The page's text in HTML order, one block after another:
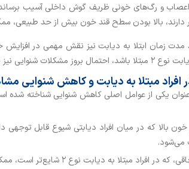
و رگ‌های خونی ظریف گوش داخلی آسیب
دارند، بالا بودن سطح قند خون بیش از حد طبیعی،
مدت زمان ابتلا به دیابت نیز نقش مهمی در
نیز بیشتر می‌شود.
مبتلا به دیابت و کاهش شنوایی
بالا که در میان افراد دیابتی شیوع قابل
می‌شود.
دیابت نوع ۲ شایع‌تر است، ممکن است خطر کاهش شنوایی را افزایش دهد.